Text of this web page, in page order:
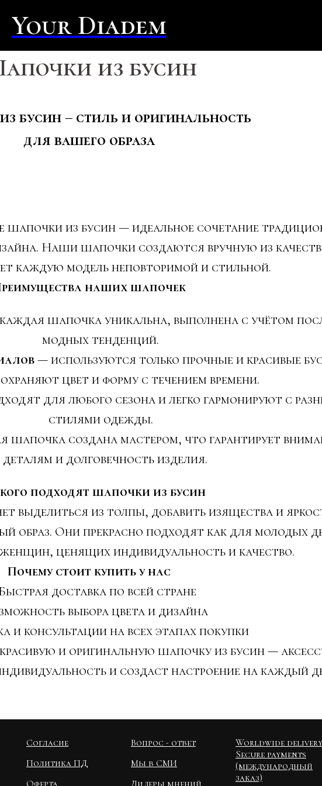
Your Diadem
из бусин
бусин – стиль и оригинальность
для вашего образа
шапочки из бусин — идеальное сочетание
Наши шапочки создаются вручную из
каждую модель неповторимой и стильной.
наших шапочек
шапочка уникальна, выполнена с учётом
модных тенденций.
— используются только прочные и красивые
цвет и форму с течением времени.
для любого сезона и легко гармонируют с
стилями одежды.
шапочка создана мастером, что гарантирует
деталям и долговечность изделия.
подходят шапочки из бусин
выделиться из толпы, добавить изящества и
образ. Они прекрасно подходят как для молодых
ценящих индивидуальность и качество.
Почему стоит купить у нас
доставка по всей стране
выбора цвета и дизайна
и консультации на всех этапах покупки
и оригинальную шапочку из бусин —
и создаст настроение на каждый
Согласие
Политика ПД
Оферта
Вопрос - ответ
Мы в СМИ
Лидеры мнений
Worldwide
Secure payments
(международный
заказ)